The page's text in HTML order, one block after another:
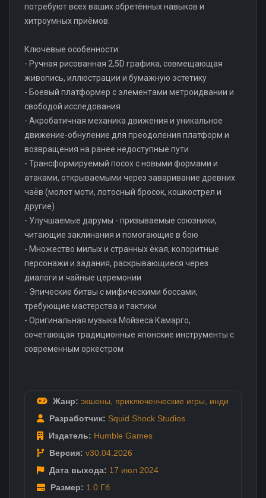
потребуют всех ваших обретённых навыков и
хитроумных приёмов.
Ключевые особенности:
- Ручная рисованная 2,5D графика, совмещающая
живопись, иллюстрации и бумажную эстетику
- Боевый платформер с элементами метроидвании и
свободой исследования
- Акробатичная механика движения и уникальное
движение-обнуление для преодоления платформ и
возвращения на ранее недоступные пути
- Трансформируемый посох с новыми формами и
атаками, открываемыми через заваривание древних
чаёв (молот моти, лотосный бросок, кошкострел и
другие)
- Улучшаемые дарумы - призываемые союзники,
читающие заклинания и помогающие в бою
- Множество милых и странных ёкая, колоритные
персонажи и задания, раскрывающиеся через
диалоги и чайные церемонии
- Эпические битвы с мифическими боссами,
требующие мастерства и тактики
- Оригинальная музыка Мойзеса Камарго,
сочетающая традиционные японские инструменты с
современным оркестром
Жанр: экшены приключенческие игры
инди
Разработчик: Squid Shock Studios
Издатель: Humble Games
Версия: v30.04.2026
Дата выхода: 17 июл 2024
Размер: 1.0 Гб